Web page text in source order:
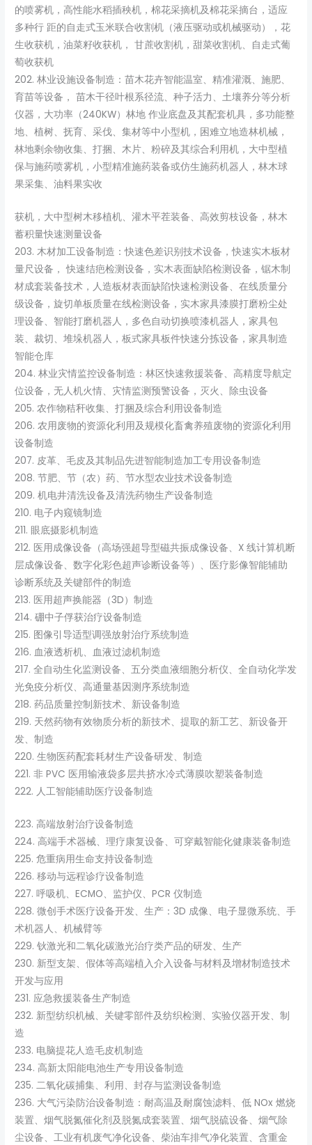
的喷雾机，高性能水稻插秧机，棉花采摘机及棉花采摘台，适应
多种行 距的自走式玉米联合收割机（液压驱动或机械驱动），花
生收获机，油菜籽收获机， 甘蔗收割机，甜菜收割机、自走式葡
萄收获机
202. 林业设施设备制造：苗木花卉智能温室、精准灌溉、施肥、
育苗等设备， 苗木干径叶根系径流、种子活力、土壤养分等分析
仪器，大功率（240KW）林地 作业底盘及其配套机具，多功能整
地、植树、抚育、采伐、集材等中小型机，困难立地造林机械，
林地剩余物收集、打捆、木片、粉碎及其综合利用机，大中型植
保与施药喷雾机，小型精准施药装备或仿生施药机器人，林木球
果采集、油料果实收
获机，大中型树木移植机、灌木平茬装备、高效剪枝设备，林木
蓄积量快速测量设备
203. 木材加工设备制造：快速色差识别技术设备，快速实木板材
量尺设备， 快速结疤检测设备，实木表面缺陷检测设备，锯木制
材成套装备技术，人造板材表面缺陷快速检测设备、在线质量分
级设备，旋切单板质量在线检测设备，实木家具漆膜打磨粉尘处
理设备、智能打磨机器人，多色自动切换喷漆机器人，家具包
装、裁切、堆垛机器人，板式家具板件快速分拣设备，家具制造
智能仓库
204. 林业灾情监控设备制造：林区快速救援装备、高精度导航定
位设备，无人机火情、灾情监测预警设备，灭火、除虫设备
205. 农作物秸秆收集、打捆及综合利用设备制造
206. 农用废物的资源化利用及规模化畜禽养殖废物的资源化利用
设备制造
207. 皮革、毛皮及其制品先进智能制造加工专用设备制造
208. 节肥、节（农）药、节水型农业技术设备制造
209. 机电井清洗设备及清洗药物生产设备制造
210. 电子内窥镜制造
211. 眼底摄影机制造
212. 医用成像设备（高场强超导型磁共振成像设备、X 线计算机断
层成像设备、数字化彩色超声诊断设备等）、医疗影像智能辅助
诊断系统及关键部件的制造
213. 医用超声换能器（3D）制造
214. 硼中子俘获治疗设备制造
215. 图像引导适型调强放射治疗系统制造
216. 血液透析机、血液过滤机制造
217. 全自动生化监测设备、五分类血液细胞分析仪、全自动化学发
光免疫分析仪、高通量基因测序系统制造
218. 药品质量控制新技术、新设备制造
219. 天然药物有效物质分析的新技术、提取的新工艺、新设备开
发、制造
220. 生物医药配套耗材生产设备研发、制造
221. 非 PVC 医用输液袋多层共挤水冷式薄膜吹塑装备制造
222. 人工智能辅助医疗设备制造
223. 高端放射治疗设备制造
224. 高端手术器械、理疗康复设备、可穿戴智能化健康装备制造
225. 危重病用生命支持设备制造
226. 移动与远程诊疗设备制造
227. 呼吸机、ECMO、监护仪、PCR 仪制造
228. 微创手术医疗设备开发、生产：3D 成像、电子显微系统、手
术机器人、机械臂等
229. 钬激光和二氧化碳激光治疗类产品的研发、生产
230. 新型支架、假体等高端植入介入设备与材料及增材制造技术
开发与应用
231. 应急救援装备生产制造
232. 新型纺织机械、关键零部件及纺织检测、实验仪器开发、制
造
233. 电脑提花人造毛皮机制造
234. 高新太阳能电池生产专用设备制造
235. 二氧化碳捕集、利用、封存与监测设备制造
236. 大气污染防治设备制造：耐高温及耐腐蚀滤料、低 NOx 燃烧
装置、烟气脱氮催化剂及脱氮成套装置、烟气脱硫设备、烟气除
尘设备、工业有机废气净化设备、柴油车排气净化装置、含重金